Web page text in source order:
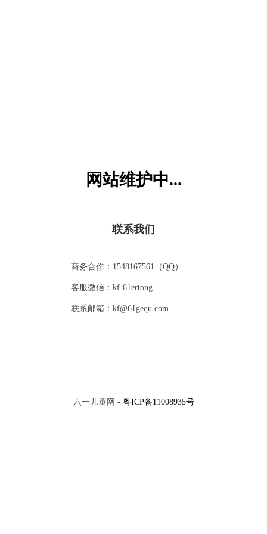
网站维护中...
联系我们
商务合作：1548167561（QQ）
客服微信：kf-61ertong
联系邮箱：kf@61gequ.com
六一儿童网 - 粤ICP备11008935号